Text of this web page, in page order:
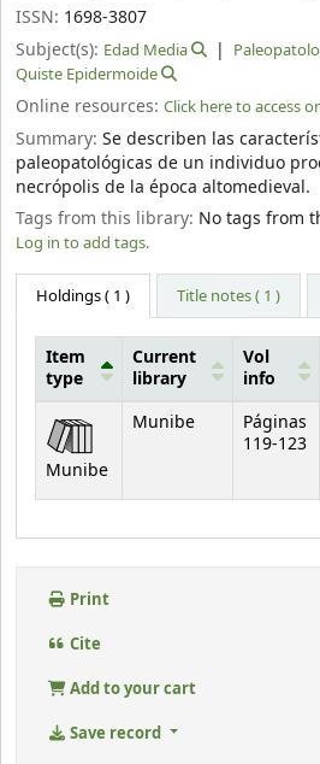
ISSN: 1698-3807
Subject(s): Edad Media
Quiste Epidermoide
Online resources: Click here to access
Summary: Se describen las
paleopatológicas de un individuo
necrópolis de la época altomedieval.
Tags from this library: No tags from
Log in to add tags.
Holdings( 1 ) Title notes ( 1 )
Holdings
Item
type
Current
library
Vol
info
Munibe
Munibe
Páginas
119-123
Print
Cite
Add to your cart
Save record